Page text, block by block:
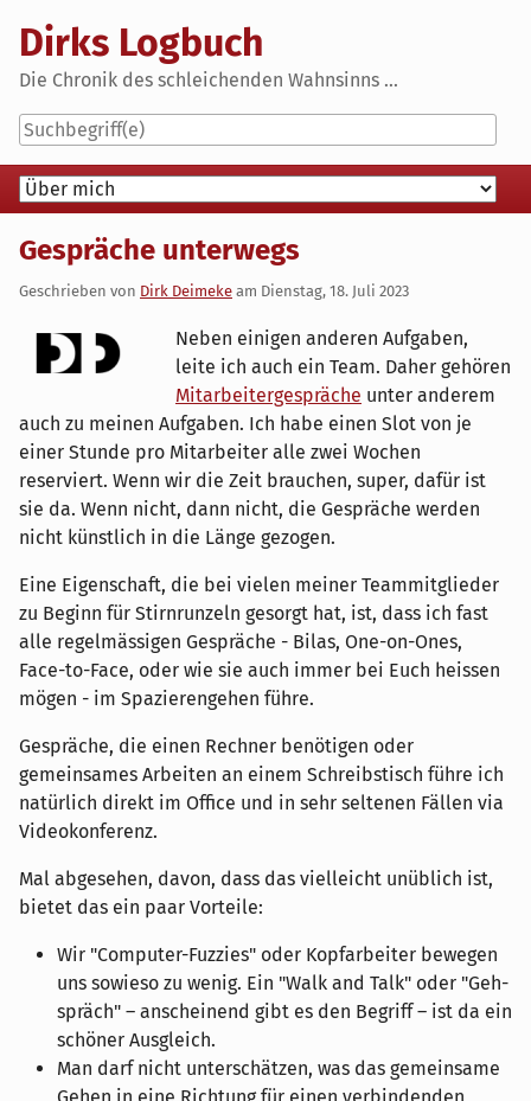
content
Dirks Logbuch
Die Chronik des schleichenden Wahnsinns ...
Navigation
Gespräche unterwegs
Geschrieben von Dirk Deimeke am Dienstag, 18. Juli 2023
Neben einigen anderen Aufgaben,
leite ich auch ein Team. Daher gehören
Mitarbeitergespräche unter anderem
auch zu meinen Aufgaben. Ich habe einen Slot von je
einer Stunde pro Mitarbeiter alle zwei Wochen
reserviert. Wenn wir die Zeit brauchen, super, dafür ist
sie da. Wenn nicht, dann nicht, die Gespräche werden
nicht künstlich in die Länge gezogen.
Eine Eigenschaft, die bei vielen meiner Teammitglieder
zu Beginn für Stirnrunzeln gesorgt hat, ist, dass ich fast
alle regelmässigen Gespräche - Bilas, One-on-Ones,
Face-to-Face, oder wie sie auch immer bei Euch heissen
mögen - im Spazierengehen führe.
Gespräche, die einen Rechner benötigen oder
gemeinsames Arbeiten an einem Schreibstisch führe ich
natürlich direkt im Office und in sehr seltenen Fällen via
Videokonferenz.
Mal abgesehen, davon, dass das vielleicht unüblich ist,
bietet das ein paar Vorteile:
Wir "Computer-Fuzzies" oder Kopfarbeiter bewegen
uns sowieso zu wenig. Ein "Walk and Talk" oder "Geh-
spräch" – anscheinend gibt es den Begriff – ist da ein
schöner Ausgleich.
Man darf nicht unterschätzen, was das gemeinsame